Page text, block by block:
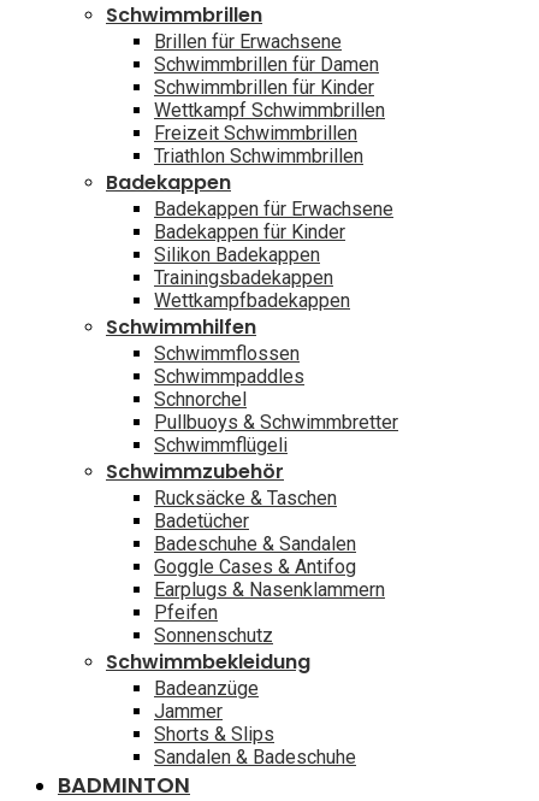
Schwimmbrillen
Brillen für Erwachsene
Schwimmbrillen für Damen
Schwimmbrillen für Kinder
Wettkampf Schwimmbrillen
Freizeit Schwimmbrillen
Triathlon Schwimmbrillen
Badekappen
Badekappen für Erwachsene
Badekappen für Kinder
Silikon Badekappen
Trainingsbadekappen
Wettkampfbadekappen
Schwimmhilfen
Schwimmflossen
Schwimmpaddles
Schnorchel
Pullbuoys & Schwimmbretter
Schwimmflügeli
Schwimmzubehör
Rucksäcke & Taschen
Badetücher
Badeschuhe & Sandalen
Goggle Cases & Antifog
Earplugs & Nasenklammern
Pfeifen
Sonnenschutz
Schwimmbekleidung
Badeanzüge
Jammer
Shorts & Slips
Sandalen & Badeschuhe
BADMINTON